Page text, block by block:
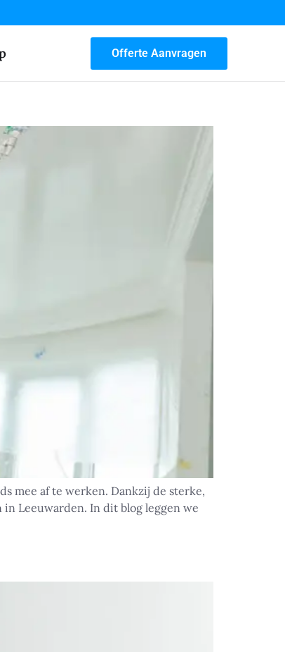
Offerte Aanvragen
mee af te werken. Dankzij de sterke,
Leeuwarden. In dit blog leggen we